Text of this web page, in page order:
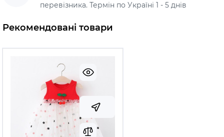
перевізника. Термін по Україні 1 - 5 днів
Рекомендовані товари